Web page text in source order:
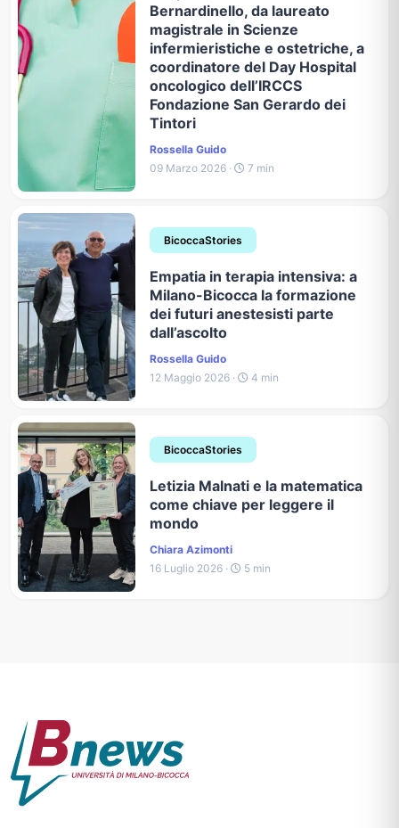
Bernardinello, da laureato
magistrale in Scienze
infermieristiche e ostetriche, a
coordinatore del Day Hospital
oncologico dell’IRCCS
Fondazione San Gerardo dei
Tintori
Rossella Guido
09 Marzo 2026 ·
7 min
BicoccaStories
Empatia in terapia intensiva: a
Milano-Bicocca la formazione
dei futuri anestesisti parte
dall’ascolto
Rossella Guido
12 Maggio 2026 ·
4 min
BicoccaStories
Letizia Malnati e la matematica
come chiave per leggere il
mondo
Chiara Azimonti
16 Luglio 2026 ·
5 min